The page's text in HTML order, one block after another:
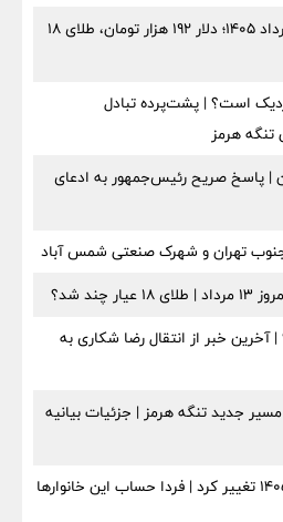
قیمت همه‌چیز امروز ۱۲ مرداد ۱۴۰۵؛ دلار ۱۹۲ هزار تومان، طلای ۱۸
است؟ | پشت‌پرده تبادل
هرمز
| پاسخ صریح رئیس‌جمهور به ادعای
تهران و شهرک صنعتی شمس آباد
شد؟
خبر از انتقال رضا شکاری به
جدید تنگه هرمز | جزئیات بیانیه
زمان واریز کالابرگ مرداد ۱۴۰۵ تغییر کرد | فردا حساب این خانوارها